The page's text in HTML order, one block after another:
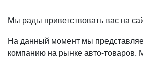
Мы рады приветствовать вас на
На данный момент мы
компанию на рынке авто-товаров.